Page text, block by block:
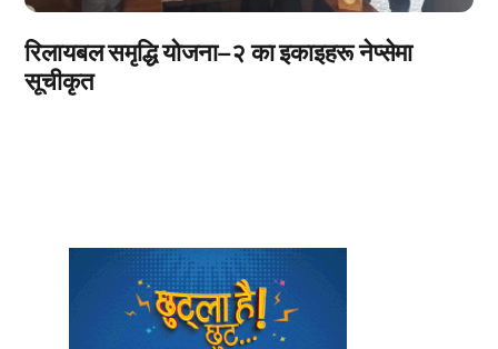
रिलायबल समृद्धि योजना–२ का इकाइहरू नेप्सेमा
सूचीकृत